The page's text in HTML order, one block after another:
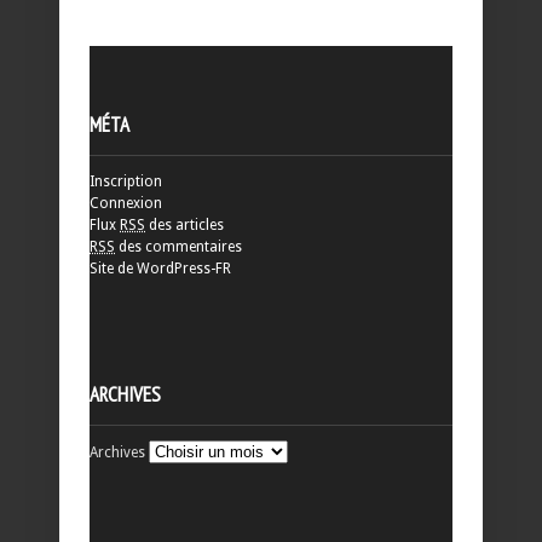
MÉTA
Inscription
Connexion
Flux RSS des articles
RSS des commentaires
Site de WordPress-FR
ARCHIVES
Archives